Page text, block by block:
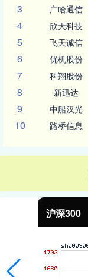
3 广哈通信
4 欣天科技
5 飞天诚信
6 优机股份
7 科翔股份
8 新迅达
9 中船汉光
10 路桥信息
北证50